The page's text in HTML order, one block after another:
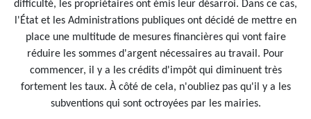
difficulté, les propriétaires ont émis leur désarroi. Dans ce cas,
l'État et les Administrations publiques ont décidé de mettre en
place une multitude de mesures financières qui vont faire
réduire les sommes d'argent nécessaires au travail. Pour
commencer, il y a les crédits d'impôt qui diminuent très
fortement les taux. À côté de cela, n'oubliez pas qu'il y a les
subventions qui sont octroyées par les mairies.